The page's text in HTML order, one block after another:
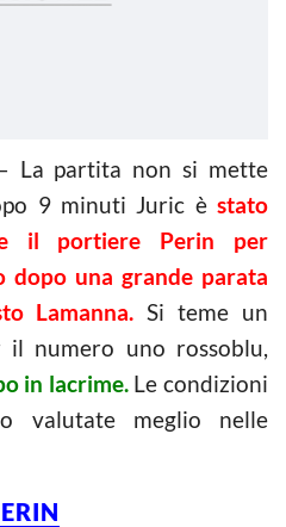
La partita non si mette
9 minuti Juric è stato
il portiere Perin per
dopo una grande parata
Lamanna. Si teme un
numero uno rossoblu,
in lacrime.Le condizioni
valutate meglio nelle